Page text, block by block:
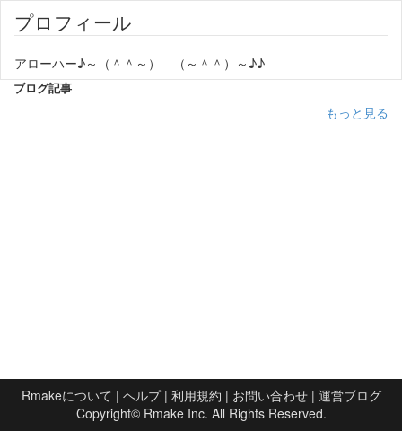
プロフィール
アローハー♪～（＾＾～） （～＾＾）～♪♪
ブログ記事
もっと見る
Rmakeについて | ヘルプ| 利用規約 | お問い合わせ| 運営ブログ
Copyright© Rmake Inc. All Rights Reserved.